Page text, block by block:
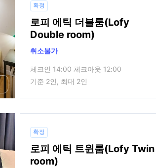
확정
로피 에틱 더블룸(Lofy
Double room)
취소불가
체크인 14:00 체크아웃 12:00
기준 2인, 최대 2인
확정
로피 에틱 트윈룸(Lofy Twin
room)